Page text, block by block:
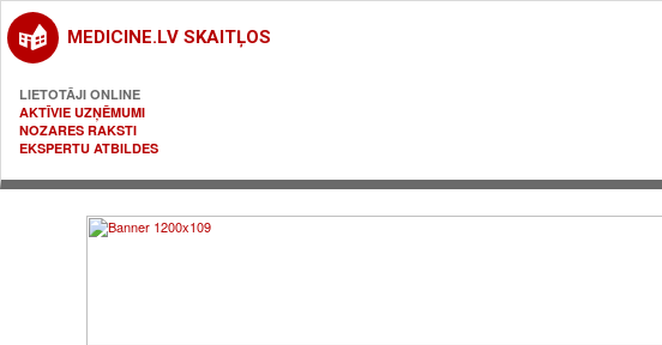
MEDICINE.LV SKAITĻOS
LIETOTĀJI ONLINE
AKTĪVIE UZŅĒMUMI
NOZARES RAKSTI
EKSPERTU ATBILDES